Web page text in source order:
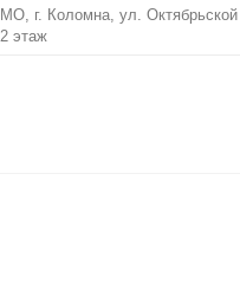
МО, г. Коломна, ул.
2 этаж